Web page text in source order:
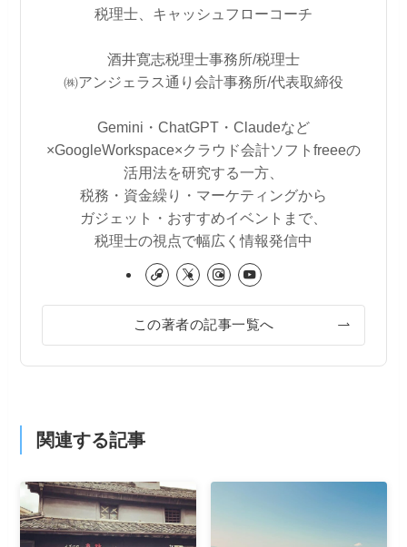
税理士、キャッシュフローコーチ
酒井寛志税理士事務所/税理士
㈱アンジェラス通り会計事務所/代表取締役
Gemini・ChatGPT・Claudeなど
×GoogleWorkspace×クラウド会計ソフトfreeeの
活用法を研究する一方、
税務・資金繰り・マーケティングから
ガジェット・おすすめイベントまで、
税理士の視点で幅広く情報発信中
この著者の記事一覧へ
関連する記事